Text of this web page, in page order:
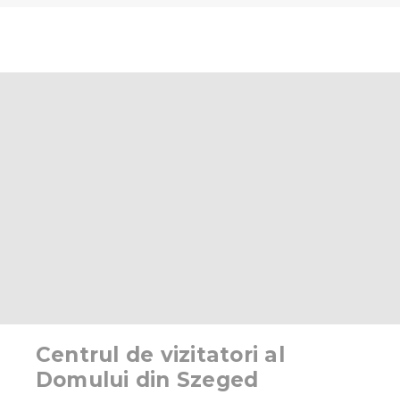
Centrul de vizitatori al
Domului din Szeged